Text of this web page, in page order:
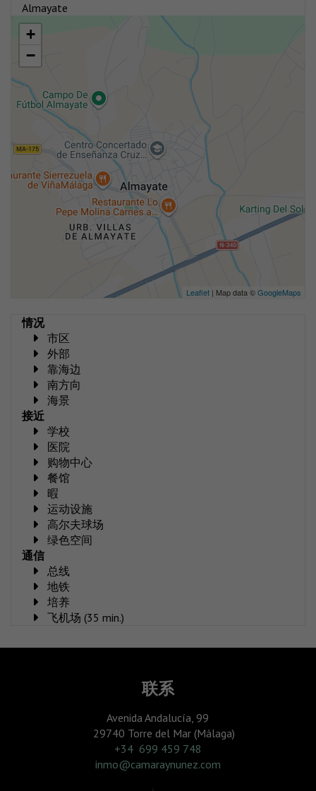
Almayate
+
−
Leaflet | Map data ©GoogleMaps
情况
市区
外部
靠海边
南方向
海景
接近
学校
医院
购物中心
餐馆
暇
运动设施
高尔夫球场
绿色空间
通信
总线
地铁
培养
飞机场 (35 min.)
联系
Avenida Andalucía, 99
29740 Torre del Mar (Málaga)
‎+34 699 459 748
inmo@camaraynunez.com